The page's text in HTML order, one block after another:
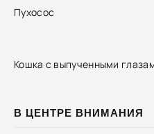
Пухосос
Кошка с выпученными
В ЦЕНТРЕ ВНИМАНИЯ